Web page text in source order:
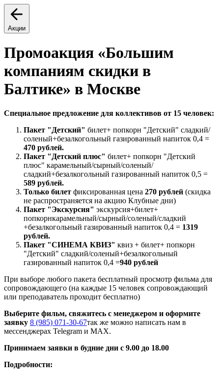
Акции
Промоакция «Большим
компаниям скидки в
Балтике» в Москве
Специальное предложение для коллективов от 15 человек:
Пакет "Детский" билет+ попкорн "Детский" сладкий/
соленый+безалкогольный газированный напиток 0,4 =
470 рублей.
Пакет "Детский плюс" билет+ попкорн "Детский
плюс" карамельный/сырный/соленый/
сладкий+безалкогольный газированный напиток 0,5 =
589 рублей.
Только билет фиксированная цена 270 рублей (скидка
не распространяется на акцию Клубные дни)
Пакет "Экскурсия" экскурсия+билет+
попкорнкарамельный/сырный/соленый/сладкий
+безалкогольный газированный напиток 0,4 = 1319
рублей.
Пакет "СИНЕМА КВИЗ" квиз + билет+ попкорн
"Детский" сладкий/соленый+безалкогольный
газированный напиток 0,4 =940 рублей
При выборе любого пакета бесплатный просмотр фильма для
сопровождающего (на каждые 15 человек сопровождающий
или преподаватель проходит бесплатно)
Выберите фильм, свяжитесь с менеджером и оформите
заявку 8 (985) 071-30-67так же можно написать нам в
мессенджерах Telegram и MAX.
Принимаем заявки в будние дни с 9.00 до 18.00
Подробности: